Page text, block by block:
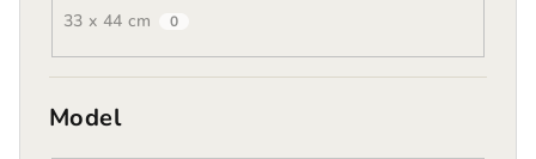
33 x 44 cm 0
Model